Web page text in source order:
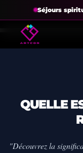
Séjours
QUELLE
"Découvrez la